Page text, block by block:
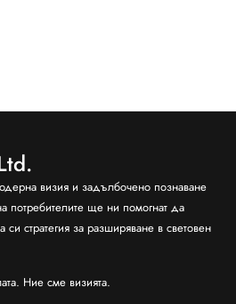
визия и задълбочено познаване
потребителите ще ни помогнат да
стратегия за разширяване в световен
Ние сме визията.